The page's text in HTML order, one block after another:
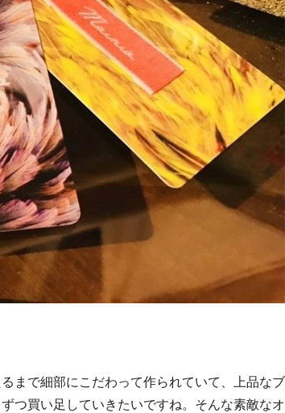
まで細部にこだわって作られていて、上品なブ
つ買い足していきたいですね。そんな素敵なオ